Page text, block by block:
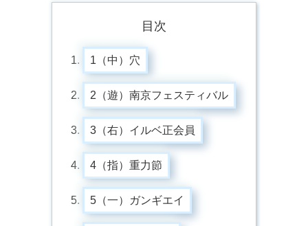
目次
1（中）穴
2（遊）南京フェスティバル
3（右）イルベ正会員
4（指）重力節
5（一）ガンギエイ